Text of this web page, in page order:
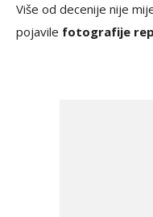
Više od decenije nije
pojavile fotografije